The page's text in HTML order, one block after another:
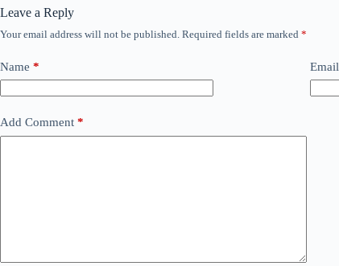
Leave a Reply
Your email address will not be published. Required fields are marked *
Name * Email
Add Comment *